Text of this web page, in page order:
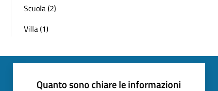
Scuola (2)
Villa (1)
Quanto sono chiare le informazioni